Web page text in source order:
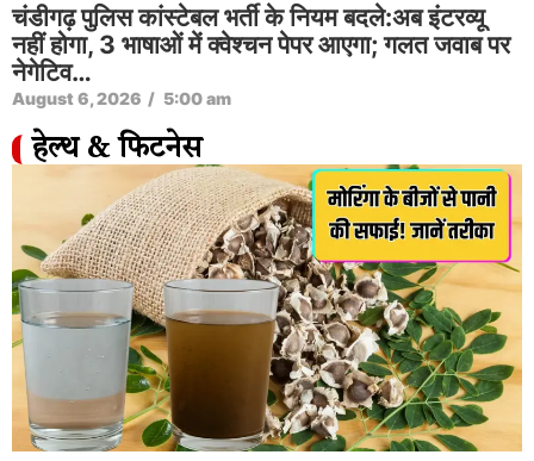
चंडीगढ़ पुलिस कांस्टेबल भर्ती के नियम बदले:अब इंटरव्यू
नहीं होगा, 3 भाषाओं में क्वेश्चन पेपर आएगा; गलत जवाब पर
नेगेटिव…
August 6, 2026 / 5:00 am
हेल्थ & फिटनेस